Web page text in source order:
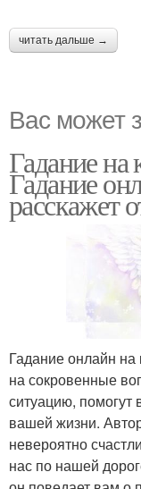
читать дальше →
Вас может
Гадание на
Гадание
расскажет
Гадание онлайн на
на сокровенные
ситуацию, помогут
вашей жизни.
невероятно
нас по нашей